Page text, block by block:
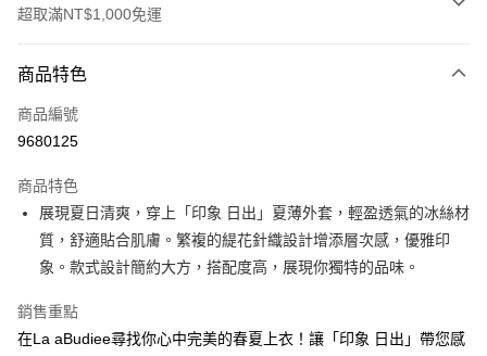
超取滿NT$1,000免運
信用卡一次付款
LINE Pay
悠遊付
ATM付款
運送方式
商品特色
商品編號
9680125
商品特色
展現夏日清爽，穿上「印象 日出」夏薄外套，輕盈透氣的冰絲材
質，舒適貼合肌膚。繁複的緹花針織設計增添層次感，優雅印
象。款式設計簡約大方，搭配度高，展現你獨特的品味。
銷售重點
在La aBudiee尋找你心中完美的春夏上衣！讓「印象 日出」帶您感